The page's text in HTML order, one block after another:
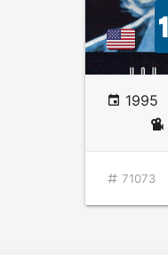
1995
71073